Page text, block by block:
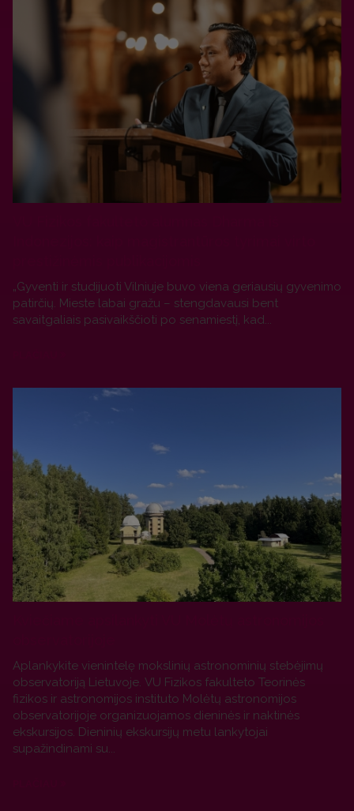
„Gyventi ir studijuoti Vilniuje buvo viena geriausių gyvenimo
patirčių. Mieste labai gražu – stengdavausi bent
savaitgaliais pasivaikščioti po senamiestį, kad...
Aplankykite vienintelę mokslinių astronominių stebėjimų
observatoriją Lietuvoje. VU Fizikos fakulteto Teorinės
fizikos ir astronomijos instituto Molėtų astronomijos
observatorijoje organizuojamos dieninės ir naktinės
ekskursijos. Dieninių ekskursijų metu lankytojai
supažindinami su...